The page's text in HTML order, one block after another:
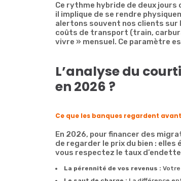
Ce rythme hybride de deux
il implique de se rendre
alertons souvent nos clients sur
coûts de transport (train,
vivre » mensuel. Ce paramètre
L’analyse du
en 2026 ?
Ce que les banques regardent
En 2026, pour financer des
de regarder le prix du bien : elles
vous respectez le taux
La pérennité de vos revenus :